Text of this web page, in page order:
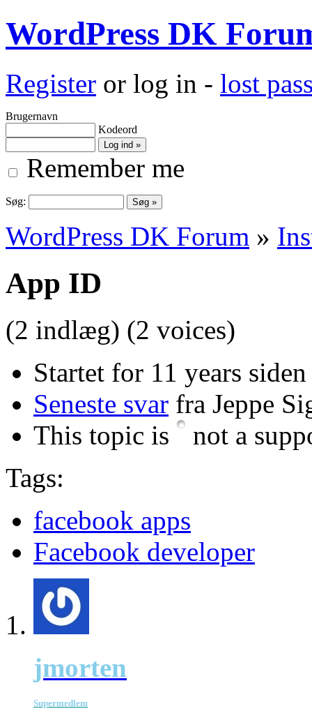
WordPress DK
Register or log in - lost
Brugernavn
Kodeord
Remember me
Søg:
WordPress DK Forum »
App ID
(2 indlæg) (2 voices)
Startet for 11 years
Seneste svar fra Jeppe
This topic is
not a
Tags:
facebook apps
Facebook developer
jmorten
Supermedlem